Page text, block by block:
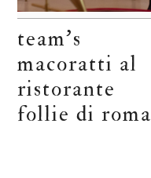
team’s
macoratti al
ristorante
follie di roma